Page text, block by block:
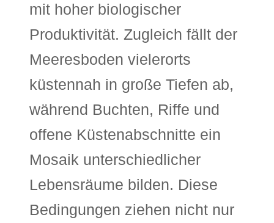
mit hoher biologischer
Produktivität. Zugleich fällt der
Meeresboden vielerorts
küstennah in große Tiefen ab,
während Buchten, Riffe und
offene Küstenabschnitte ein
Mosaik unterschiedlicher
Lebensräume bilden. Diese
Bedingungen ziehen nicht nur